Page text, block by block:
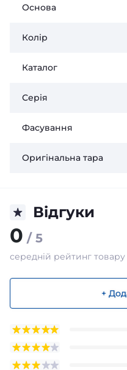
Основа
Колір
Каталог
Серія
Фасування
Оригінальна тара
Відгуки
0 / 5
середній рейтинг товару
+